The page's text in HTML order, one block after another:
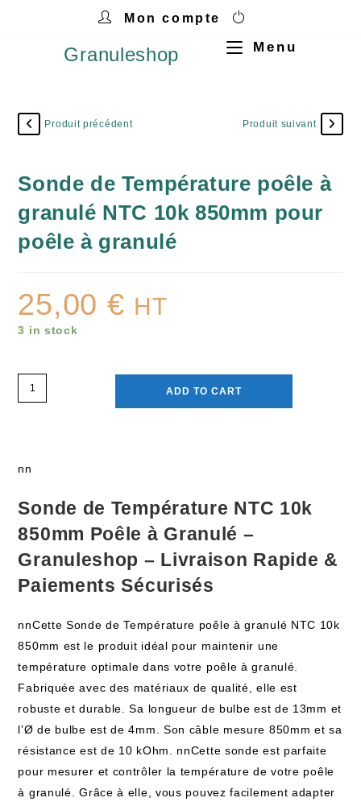
Mon compte
Granuleshop Menu
Produit précédent Produit suivant
Sonde de Température poêle à
granulé NTC 10k 850mm pour
poêle à granulé
25,00 € HT
3 in stock
ADD TO CART
nn
Sonde de Température NTC 10k
850mm Poêle à Granulé –
Granuleshop – Livraison Rapide &
Paiements Sécurisés
nnCette Sonde de Température poêle à granulé NTC 10k
850mm est le produit idéal pour maintenir une
température optimale dans votre poêle à granulé.
Fabriquée avec des matériaux de qualité, elle est
robuste et durable. Sa longueur de bulbe est de 13mm et
l’Ø de bulbe est de 4mm. Son câble mesure 850mm et sa
résistance est de 10 kOhm. nnCette sonde est parfaite
pour mesurer et contrôler la température de votre poêle
à granulé. Grâce à elle, vous pouvez facilement adapter